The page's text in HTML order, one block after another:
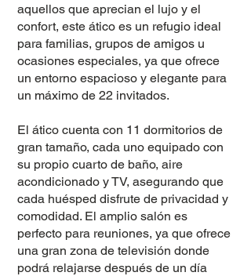
aquellos que aprecian el lujo y el
confort, este ático es un refugio ideal
para familias, grupos de amigos u
ocasiones especiales, ya que ofrece
un entorno espacioso y elegante para
un máximo de 22 invitados.
El ático cuenta con 11 dormitorios de
gran tamaño, cada uno equipado con
su propio cuarto de baño, aire
acondicionado y TV, asegurando que
cada huésped disfrute de privacidad y
comodidad. El amplio salón es
perfecto para reuniones, ya que ofrece
una gran zona de televisión donde
podrá relajarse después de un día